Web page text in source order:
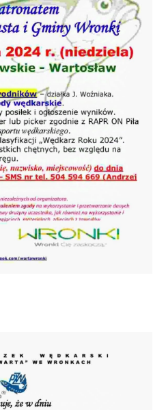
wszystkichprzeglądanej
Treści promocyjne
stronach podmiotów
naszymi
dostawców usług.
charakterze
nasze treści w
ofert, komunikatów